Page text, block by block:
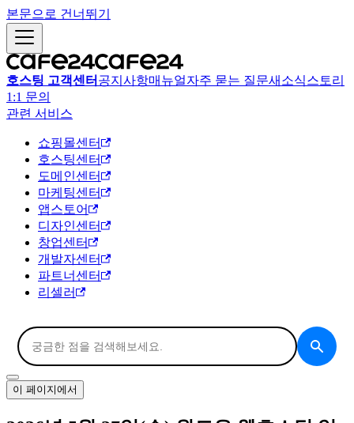
본문으로 건너뛰기
호스팅 고객센터 공지사항매뉴얼자주 묻는 질문새소식스토리
1:1 문의
관련 서비스
쇼핑몰센터
호스팅센터
도메인센터
마케팅센터
앱스토어
디자인센터
창업센터
개발자센터
파트너센터
리셀러
이 페이지에서